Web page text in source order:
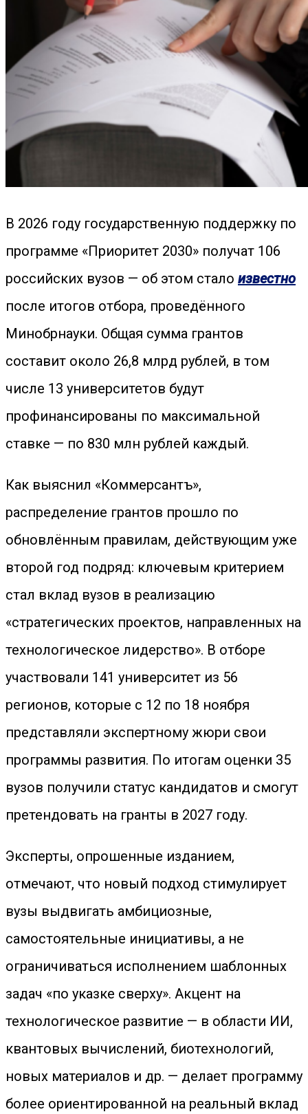
В 2026 году государственную поддержку по
программе «Приоритет 2030» получат 106
российских вузов — об этом стало известно
после итогов отбора, проведённого
Минобрнауки. Общая сумма грантов
составит около 26,8 млрд рублей, в том
числе 13 университетов будут
профинансированы по максимальной
ставке — по 830 млн рублей каждый.
Как выяснил «Коммерсантъ»,
распределение грантов прошло по
обновлённым правилам, действующим уже
второй год подряд: ключевым критерием
стал вклад вузов в реализацию
«стратегических проектов, направленных на
технологическое лидерство». В отборе
участвовали 141 университет из 56
регионов, которые с 12 по 18 ноября
представляли экспертному жюри свои
программы развития. По итогам оценки 35
вузов получили статус кандидатов и смогут
претендовать на гранты в 2027 году.
Эксперты, опрошенные изданием,
отмечают, что новый подход стимулирует
вузы выдвигать амбициозные,
самостоятельные инициативы, а не
ограничиваться исполнением шаблонных
задач «по указке сверху». Акцент на
технологическое развитие — в области ИИ,
квантовых вычислений, биотехнологий,
новых материалов и др. — делает программу
более ориентированной на реальный вклад